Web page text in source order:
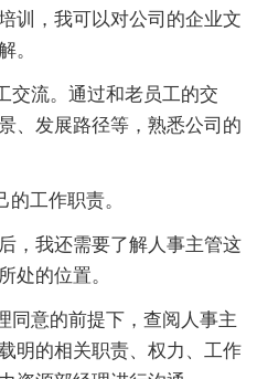
训，我可以对公司的企业文
。
交流。通过和老员工的交
、发展路径等，熟悉公司的
工作职责。
，我还需要了解人事主管这
处的位置。
同意的前提下，查阅人事主
明的相关职责、权力、工作